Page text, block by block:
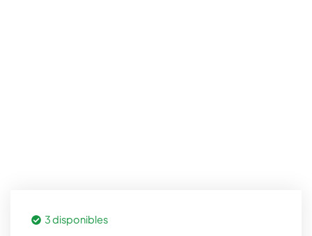
3 disponibles